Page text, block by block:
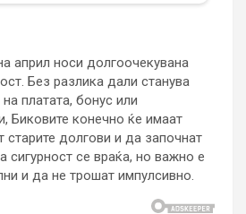
април носи долгоочекувана
Без разлика дали станува
платата, бонус или
Биковите конечно ќе имаат
долгови и да започнат
сигурност се враќа, но важно е
и да не трошат импулсивно.